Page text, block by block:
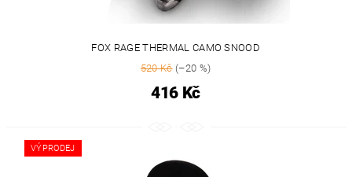
FOX RAGE THERMAL CAMO SNOOD
520 Kč(–20 %)
416 Kč
VÝPRODEJ